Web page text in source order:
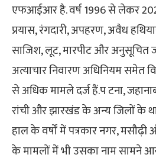
एफआईआर है. वर्ष 1996 से लेकर
प्रयास, रंगदारी, अपहरण, अवैध
साजिश, लूट, मारपीट और अनुसूचित
अत्याचार निवारण अधिनियम समेत
से अधिक मामले दर्ज हैं.प टना,
रांची और झारखंड के अन्य जिलों के
हाल के वर्षों में पत्रकार नगर, मसौढ़ी
के मामलों में भी उसका नाम सामने